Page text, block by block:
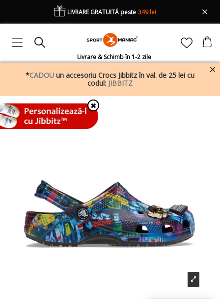
Livrare & Schimb în 1-2 zile
LIVRARE GRATUITĂ peste 349 lei
*CADOU un accesoriu Crocs Jibbitz în val. de 25 lei cu
codul: JIBBITZ
✖